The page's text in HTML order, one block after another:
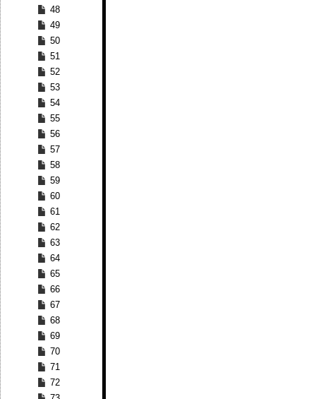
48
49
50
51
52
53
54
55
56
57
58
59
60
61
62
63
64
65
66
67
68
69
70
71
72